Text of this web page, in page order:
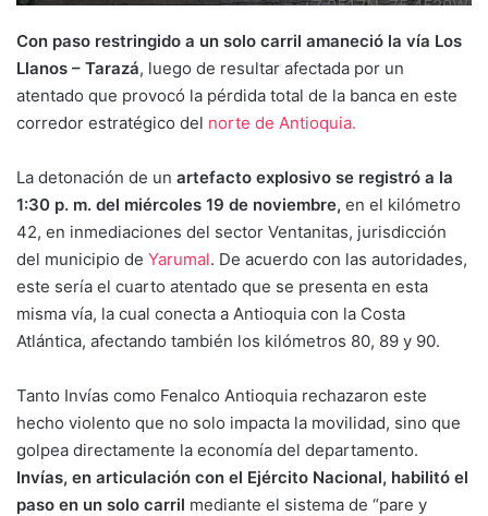
Con paso restringido a un solo carril amaneció la vía Los
Llanos – Tarazá, luego de resultar afectada por un
atentado que provocó la pérdida total de la banca en este
corredor estratégico del norte de Antioquia.
La detonación de un artefacto explosivo se registró a la
1:30 p. m. del miércoles 19 de noviembre, en el kilómetro
42, en inmediaciones del sector Ventanitas, jurisdicción
del municipio de Yarumal. De acuerdo con las autoridades,
este sería el cuarto atentado que se presenta en esta
misma vía, la cual conecta a Antioquia con la Costa
Atlántica, afectando también los kilómetros 80, 89 y 90.
Tanto Invías como Fenalco Antioquia rechazaron este
hecho violento que no solo impacta la movilidad, sino que
golpea directamente la economía del departamento.
Invías, en articulación con el Ejército Nacional, habilitó el
paso en un solo carril mediante el sistema de “pare y